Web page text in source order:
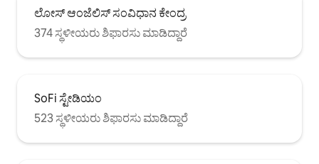
ಲೋಸ್ ಆಂಜೆಲಿಸ್ ಸಂವಿಧಾನ ಕೇಂದ್ರ
374 ಸ್ಥಳೀಯರು ಶಿಫಾರಸು ಮಾಡಿದ್ದಾರೆ
SoFi ಸ್ಟೇಡಿಯಂ
523 ಸ್ಥಳೀಯರು ಶಿಫಾರಸು ಮಾಡಿದ್ದಾರೆ